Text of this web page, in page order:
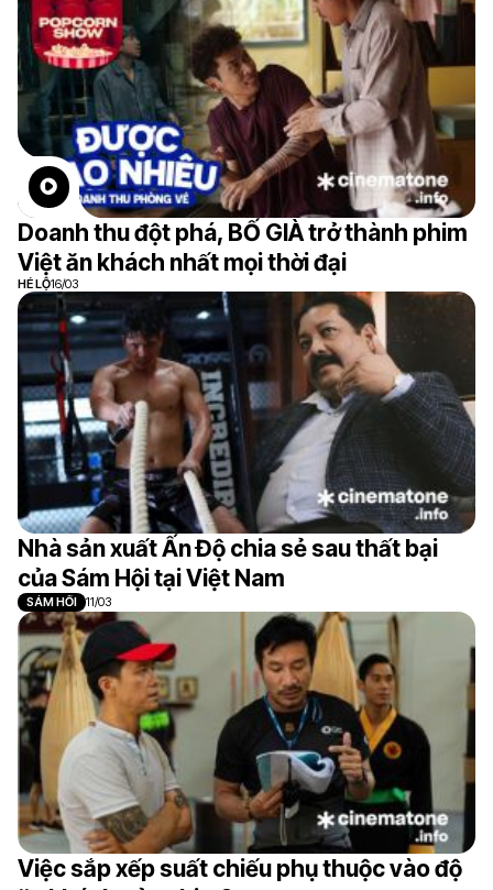
Doanh thu đột phá, BỐ GIÀ trở thành phim
Việt ăn khách nhất mọi thời đại
HÉ LỘ16/03
Nhà sản xuất Ấn Độ chia sẻ sau thất bại
của Sám Hội tại Việt Nam
SÁM HỐI 11/03
Việc sắp xếp suất chiếu phụ thuộc vào độ